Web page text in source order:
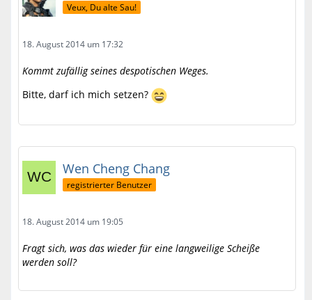
Veux, Du alte Sau!
18. August 2014 um 17:32
Kommt zufällig seines despotischen Weges.
Bitte, darf ich mich setzen?
Wen Cheng Chang
registrierter Benutzer
18. August 2014 um 19:05
Fragt sich, was das wieder für eine langweilige Scheiße
werden soll?